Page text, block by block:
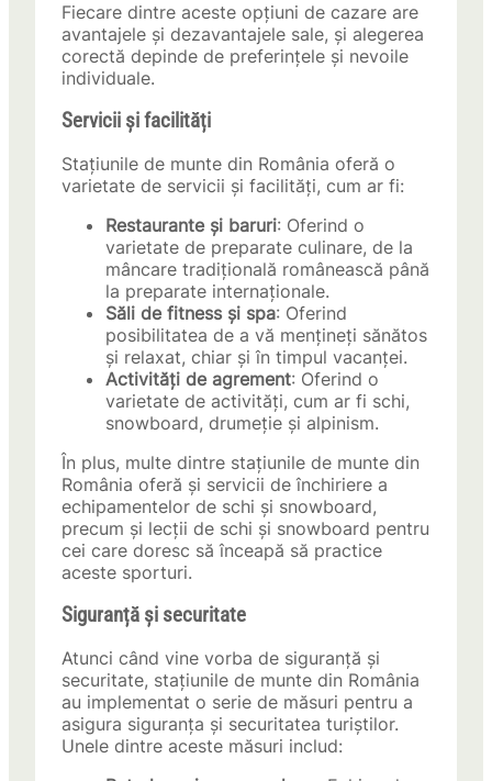
Fiecare dintre aceste opțiuni de cazare are
avantajele și dezavantajele sale, și alegerea
corectă depinde de preferințele și nevoile
individuale.
Servicii și facilități
Stațiunile de munte din România oferă o
varietate de servicii și facilități, cum ar fi:
Restaurante și baruri: Oferind o
varietate de preparate culinare, de la
mâncare tradițională românească până
la preparate internaționale.
Săli de fitness și spa: Oferind
posibilitatea de a vă mențineți sănătos
și relaxat, chiar și în timpul vacanței.
Activități de agrement: Oferind o
varietate de activități, cum ar fi schi,
snowboard, drumeție și alpinism.
În plus, multe dintre stațiunile de munte din
România oferă și servicii de închiriere a
echipamentelor de schi și snowboard,
precum și lecții de schi și snowboard pentru
cei care doresc să înceapă să practice
aceste sporturi.
Siguranță și securitate
Atunci când vine vorba de siguranță și
securitate, stațiunile de munte din România
au implementat o serie de măsuri pentru a
asigura siguranța și securitatea turiștilor.
Unele dintre aceste măsuri includ: